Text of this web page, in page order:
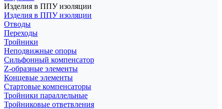
Изделия в ППУ изоляции
Изделия в ППУ изоляции
Отводы
Переходы
Тройники
Неподвижные опоры
Cильфонный компенсатор
Z-образные элементы
Концевые элементы
Стартовые компенсаторы
Тройники параллельные
Тройниковые ответвления